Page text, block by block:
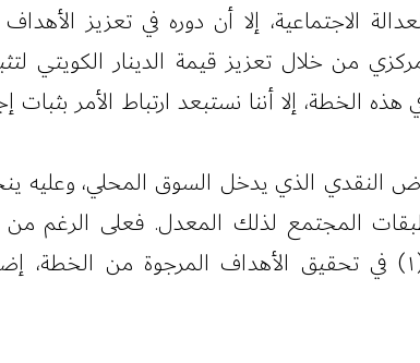
محاور العدالة الاجتماعية، إلا أن دوره في تعزيز
من خلال تعزيز قيمة الدينار الكويتي
الخطة، إلا أننا نستبعد ارتباط الأمر
المعروض النقدي الذي يدخل السوق المحلي،
المجتمع لذلك المعدل. فعلى الرغم من
أفعاله السلبية، إلا أن هذه الخطوة أكثر جدوى من (١) في تحقيق